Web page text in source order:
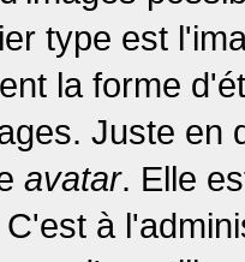
type est
la forme
Juste en
avatar. Elle
à